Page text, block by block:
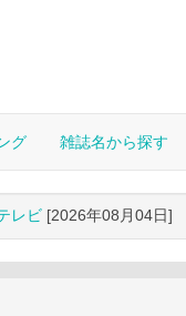
グ 雑誌名から探す
レビ [2026年08月04日]